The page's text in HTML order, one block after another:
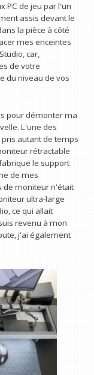
PC de jeu par l'un
assis devant le
la pièce à côté
mes enceintes
car,
de votre
du niveau de vos
pour démonter ma
L'une des
autant de temps
rétractable
le support
de mes
de moniteur n'était
ultra-large
ce qui allait
revenu à mon
j'ai également